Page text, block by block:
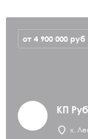
КП
х.
от 4 900 000 руб